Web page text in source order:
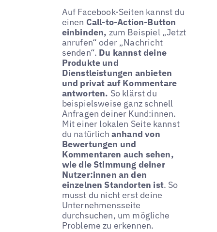
Auf Facebook-Seiten kannst du
einen Call-to-Action-Button
einbinden, zum Beispiel „Jetzt
anrufen“ oder „Nachricht
senden“. Du kannst deine
Produkte und
Dienstleistungen anbieten
und privat auf Kommentare
antworten. So klärst du
beispielsweise ganz schnell
Anfragen deiner Kund:innen.
Mit einer lokalen Seite kannst
du natürlich anhand von
Bewertungen und
Kommentaren auch sehen,
wie die Stimmung deiner
Nutzer:innen an den
einzelnen Standorten ist. So
musst du nicht erst deine
Unternehmensseite
durchsuchen, um mögliche
Probleme zu erkennen.